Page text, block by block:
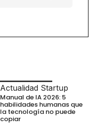
Actualidad Startup
Manual de IA 2026: 5
habilidades humanas que
la tecnología no puede
copiar